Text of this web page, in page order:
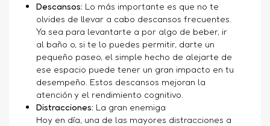
Descansos: Lo más importante es que no te
olvides de llevar a cabo descansos frecuentes.
Ya sea para levantarte a por algo de beber, ir
al baño o, si te lo puedes permitir, darte un
pequeño paseo, el simple hecho de alejarte de
ese espacio puede tener un gran impacto en tu
desempeño. Estos descansos mejoran la
atención y el rendimiento cognitivo.
Distracciones: La gran enemiga
Hoy en día, una de las mayores distracciones a